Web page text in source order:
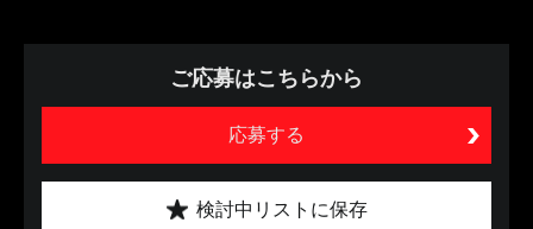
ご応募はこちらから
応募する
検討中リストに保存